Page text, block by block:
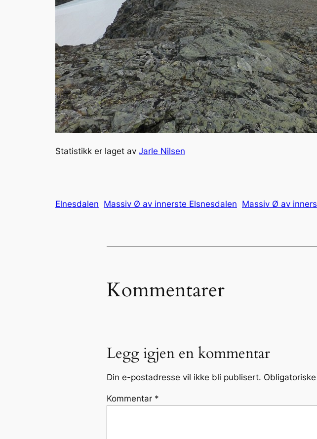
Statistikk er laget av Jarle Nilsen
Elnesdalen Massiv Ø av innerste Elsnesdalen Massiv Ø av
Kommentarer
Legg igjen en kommentar
Din e-postadresse vil ikke bli publisert.
Kommentar *